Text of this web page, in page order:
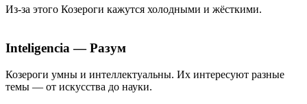
Из-за этого Козероги кажутся холодными и жёсткими.
Inteligencia — Разум
Козероги умны и интеллектуальны. Их интересуют разные
темы — от искусства до науки.